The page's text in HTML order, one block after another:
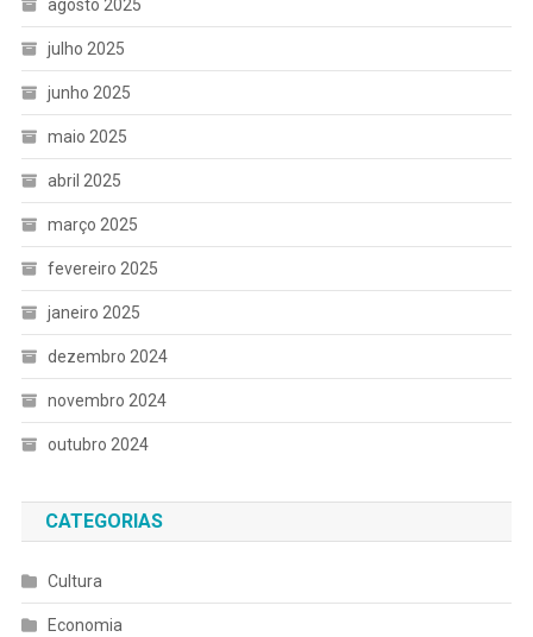
agosto 2025
julho 2025
junho 2025
maio 2025
abril 2025
março 2025
fevereiro 2025
janeiro 2025
dezembro 2024
novembro 2024
outubro 2024
CATEGORIAS
Cultura
Economia